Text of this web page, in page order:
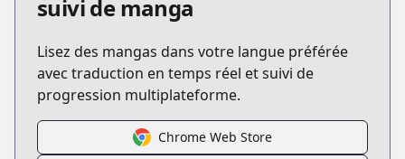
suivi de manga
Lisez des mangas dans votre langue préférée
avec traduction en temps réel et suivi de
progression multiplateforme.
Chrome Web Store